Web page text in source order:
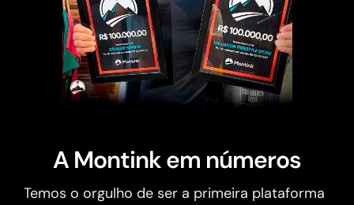
A Montink em números
Temos o orgulho de ser a primeira plataforma